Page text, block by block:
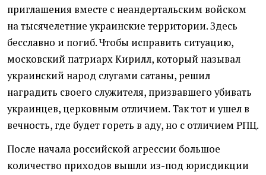
приглашения вместе с неандертальским войском
на тысячелетние украинские территории. Здесь
бесславно и погиб. Чтобы исправить ситуацию,
московский патриарх Кирилл, который называл
украинский народ слугами сатаны, решил
наградить своего служителя, призвавшего убивать
украинцев, церковным отличием. Так тот и ушел в
вечность, где будет гореть в аду, но с отличием РПЦ.
После начала российской агрессии большое
количество приходов вышли из-под юрисдикции